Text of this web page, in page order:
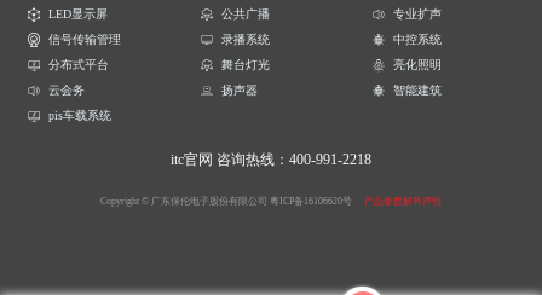
LED显示屏
公共广播
专业扩声
信号传输管理
录播系统
中控系统
分布式平台
舞台灯光
亮化照明
云会务
扬声器
智能建筑
pis车载系统
itc官网 咨询热线：400-991-2218
Copyright © 广东保伦电子股份有限公司 粤ICP备16106620号 产品参数解释声明